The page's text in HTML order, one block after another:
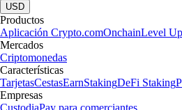
USD
Productos
Aplicación Crypto.comOnchainLevel Up
Mercados
Criptomonedas
Características
TarjetasCestasEarnStakingDeFi Staking
Empresas
CustodiaPay para comerciantes